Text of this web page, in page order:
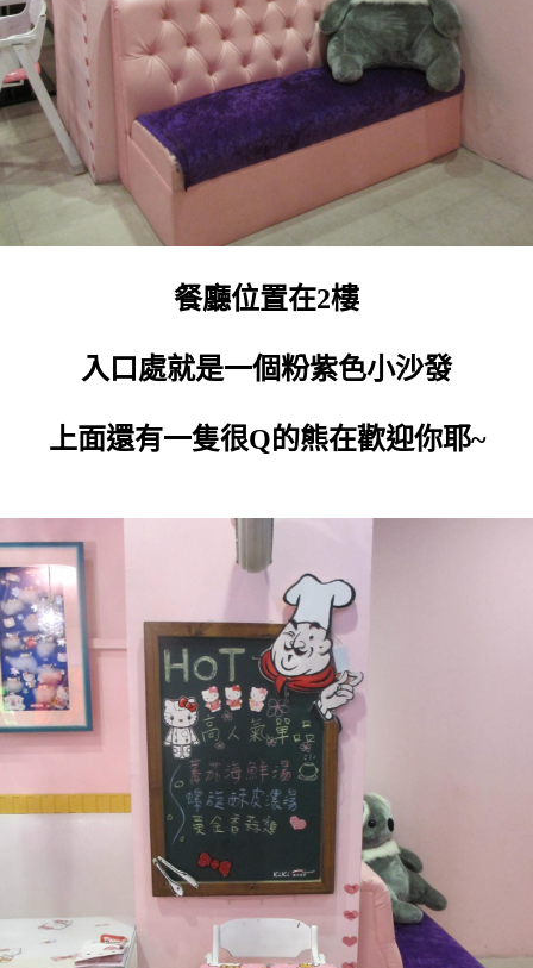
餐廳位置在2樓
入口處就是一個粉紫色小沙發
上面還有一隻很Q的熊在歡迎你耶~